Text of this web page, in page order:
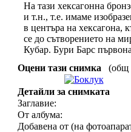
На тази хексагонна
и т.н., т.е. имаме
в центъра на хексагона,
се до сътворението на
Кубар. Бури Барс
Оцени тази снимка
(общ
Детайли за снимката
Заглавие:
От албума:
Добавена от (на